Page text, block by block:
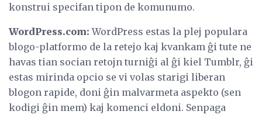
konstrui specifan tipon de komunumo.
WordPress.com: WordPress estas la plej populara
blogo-platformo de la retejo kaj kvankam ĝi tute ne
havas tian socian retojn turniĝi al ĝi kiel Tumblr, ĝi
estas mirinda opcio se vi volas starigi liberan
blogon rapide, doni ĝin malvarmeta aspekto (sen
kodigi ĝin mem) kaj komenci eldoni. Senpaga